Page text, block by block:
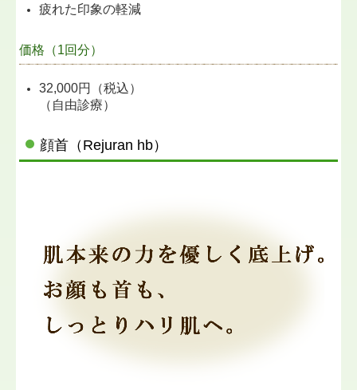
疲れた印象の軽減
価格（1回分）
32,000円（税込）
（自由診療）
顔首（Rejuran hb）